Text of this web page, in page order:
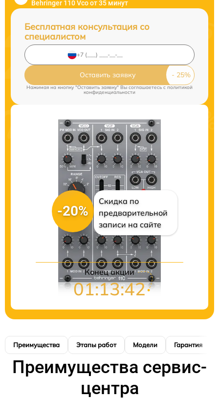
Behringer 110 Vco от 35 минут
Бесплатная консультация со
специалистом
Оставить заявку
Нажимая на кнопку "Оставить заявку" Вы соглашаетесь cполитикой
конфиденциальности
-20%
Скидка по
предварительной
записи на сайте
Конец акции
01:13:41
Преимущества Этапы работ Модели Гарантия
Преимущества сервис-
центра